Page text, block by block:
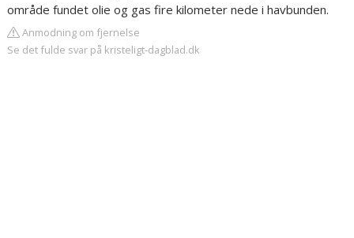
område fundet olie og gas fire kilometer nede i havbunden.
Anmodning om fjernelse
Se det fulde svar på kristeligt-dagblad.dk